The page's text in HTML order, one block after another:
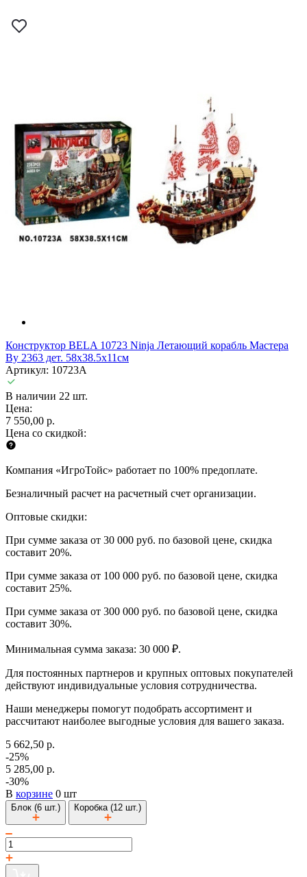
Конструктор BELA 10723 Ninja Летающий корабль Мастера
Ву 2363 дет. 58х38.5х11см
Артикул: 10723A
В наличии 22 шт.
Цена:
7 550,00 р.
Цена со скидкой:
Компания «ИгроТойс» работает по 100% предоплате.
Безналичный расчет на расчетный счет организации.
Оптовые скидки:
При сумме заказа от 30 000 руб. по базовой цене, скидка
составит 20%.
При сумме заказа от 100 000 руб. по базовой цене, скидка
составит 25%.
При сумме заказа от 300 000 руб. по базовой цене, скидка
составит 30%.
Минимальная сумма заказа: 30 000 ₽.
Для постоянных партнеров и крупных оптовых покупателей
действуют индивидуальные условия сотрудничества.
Наши менеджеры помогут подобрать ассортимент и
рассчитают наиболее выгодные условия для вашего заказа.
5 662,50 р.
-25%
5 285,00 р.
-30%
В корзине 0 шт
Блок (6 шт.) Коробка (12 шт.)